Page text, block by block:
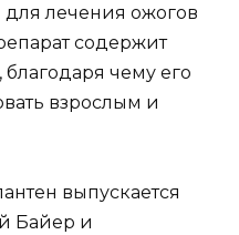
для лечения ожогов
содержит
чему его
взрослым и
выпускается
Байер и